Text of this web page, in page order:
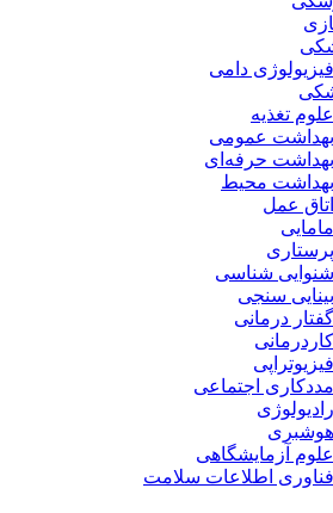
فیزیولوژی دامی
علوم تغذیه
بهداشت عمومی
بهداشت حرفه‌ای
بهداشت محیط
اتاق عمل
مامایی
پرستاری
شنوایی شناسی
بینایی سنجی
گفتار درمانی
کاردرمانی
فیزیوتراپی
مددکاری اجتماعی
رادیولوژی
هوشبری
علوم آزمایشگاهی
فناوری اطلاعات سلامت